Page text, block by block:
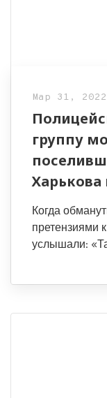
Мар 31, 2022
группу
Когда
претензиями
услышали: